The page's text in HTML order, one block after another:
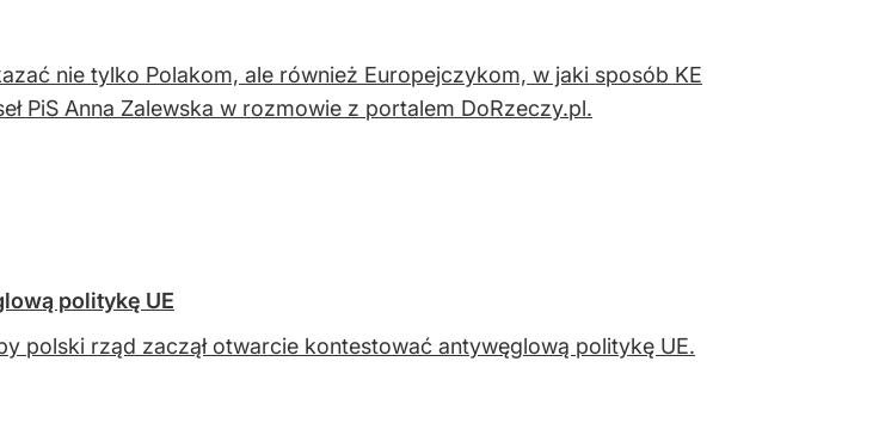
nie tylko Polakom, ale również Europejczykom, w jaki sposób KE
PiS Anna Zalewska w rozmowie z portalem DoRzeczy.pl.
politykę UE
polski rząd zaczął otwarcie kontestować antywęglową politykę UE.